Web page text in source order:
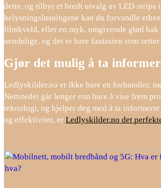
dette, og tilbyr et bredt utvalg av LED-strips
belysningsløsningene kan du forvandle
filmkveld, eller en myk, omgivende glød bak
uendelige, og det er bare fantasien som setter
Gjør det mulig å ta
Ledlyskilder.no er ikke bare en forhandler,
Nettstedet går lenger enn bare å vise frem
teknologi, og hjelper deg med å ta
og effektivitet, er Ledlyskilder.no det